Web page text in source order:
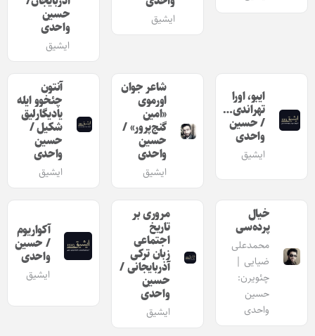
ایشیق حسین
واحدی
ایشیق
ایبو، اورا
تهراندی…
/ حسین
واحدی
ایشیق
شاعر جوان
اورموی
«امین
گنج‌پرور» /
حسین
واحدی
ایشیق
آنتون
چئخوو ایله
یادیگارلیق
شکیل /
حسین
واحدی
ایشیق
خیال
پرده‌سی
محمدعلی
ضیایی |
چئویرن:
حسین
واحدی
مروری بر
تاریخ
اجتماعی
زبان ترکی
آذربایجانی /
حسین
واحدی
ایشیق
آکواریوم
/ حسین
واحدی
ایشیق